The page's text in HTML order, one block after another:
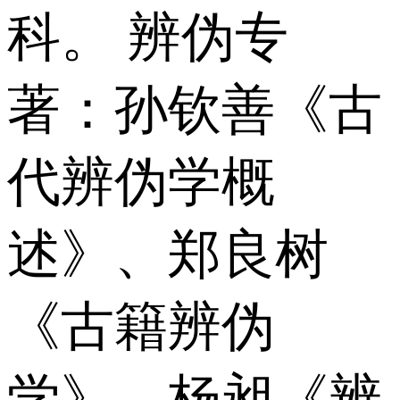
科。 辨伪专
著：孙钦善《古
代辨伪学概
述》、郑良树
《古籍辨伪